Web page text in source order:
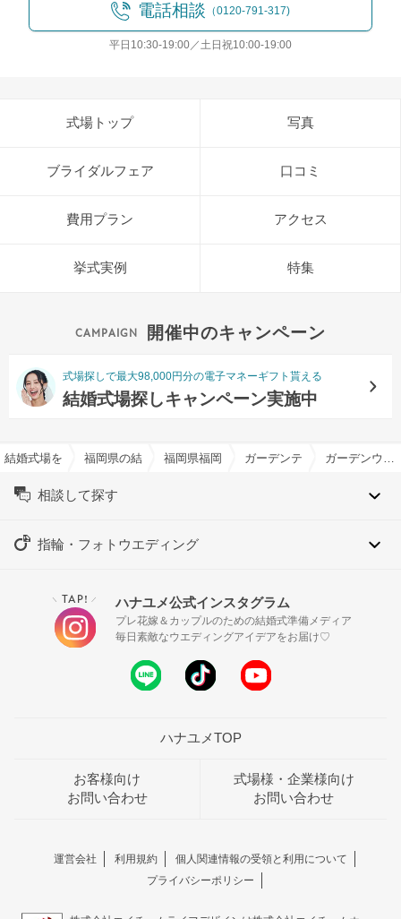
電話相談 （0120-791-317)
平日10:30-19:00／土日祝10:00-19:00
式場トップ 写真
ブライダルフェア 口コミ
費用プラン アクセス
挙式実例 特集
開催中のキャンペーン
式場探しで最大98,000円分の電子マネーギフト貰える
結婚式場探しキャンペーン実施中
結婚式場を探すならハナユメ
福岡県の結婚式場一覧福岡県福岡市の結婚式場一覧ガーデンテラス福岡 ホテル&
相談して探す
指輪・フォトウエディング
＼ TAP! ／ ハナユメ公式インスタグラム
プレ花嫁＆カップルのための結婚式準備メディア
毎日素敵なウエディングアイデアをお届け♡
ハナユメTOP
お客様向け
お問い合わせ
式場様・企業様向け
お問い合わせ
運営会社 利用規約
個人関連情報の受領と利用について
プライバシーポリシー